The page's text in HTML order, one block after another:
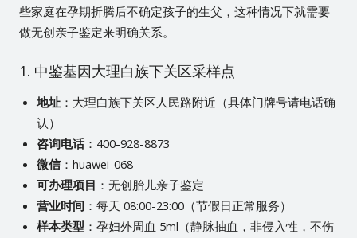
些家庭在孕期折腾后不确定孩子的生父，这种情况下就需要
做无创亲子鉴定来明确关系。
1. 中鉴基因大理白族下关区采样点
地址：大理白族下关区人民路附近（具体门牌号请电话确
认）
咨询电话：400-928-8873
微信：huawei-068
可办理项目 ：无创胎儿亲子鉴定
营业时间：每天 08:00-23:00（节假日正常服务）
样本类型 ：孕妇外周血 5ml（静脉抽血，非侵入性，不伤